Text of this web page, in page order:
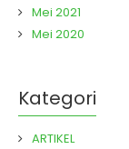
Mei 2021
Mei 2020
Kategori
ARTIKEL